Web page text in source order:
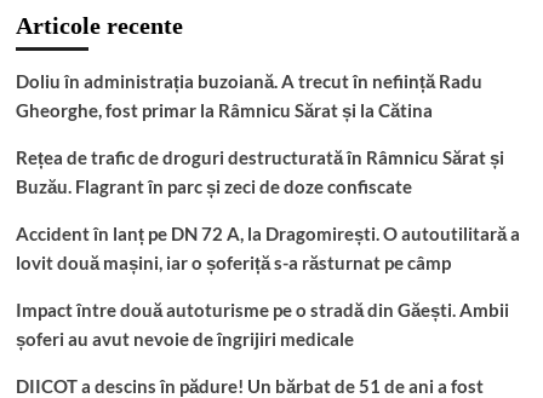
Articole recente
Doliu în administrația buzoiană. A trecut în neființă Radu
Gheorghe, fost primar la Râmnicu Sărat și la Cătina
Rețea de trafic de droguri destructurată în Râmnicu Sărat și
Buzău. Flagrant în parc și zeci de doze confiscate
Accident în lanț pe DN 72 A, la Dragomirești. O autoutilitară a
lovit două mașini, iar o șoferiță s-a răsturnat pe câmp
Impact între două autoturisme pe o stradă din Găești. Ambii
șoferi au avut nevoie de îngrijiri medicale
DIICOT a descins în pădure! Un bărbat de 51 de ani a fost